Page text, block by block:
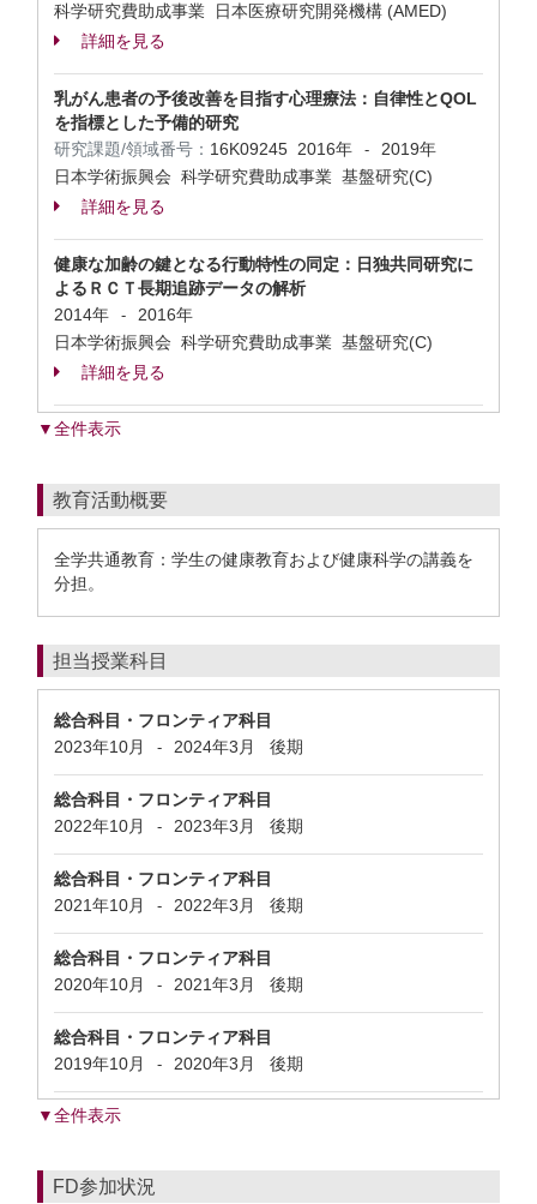
科学研究費助成事業 日本医療研究開発機構 (AMED)
詳細を見る
乳がん患者の予後改善を目指す心理療法：自律性とQOL
を指標とした予備的研究
研究課題/領域番号： 16K09245 2016年 -
2019年
日本学術振興会 科学研究費助成事業 基盤研究(C)
詳細を見る
健康な加齢の鍵となる行動特性の同定：日独共同研究に
よるＲＣＴ長期追跡データの解析
2014年
-
2016年
日本学術振興会 科学研究費助成事業 基盤研究(C)
詳細を見る
▼全件表示
教育活動概要
全学共通教育：学生の健康教育および健康科学の講義を
分担。
担当授業科目
総合科目・フロンティア科目
2023年10月
- 2024年3月 後期
総合科目・フロンティア科目
2022年10月
- 2023年3月 後期
総合科目・フロンティア科目
2021年10月
- 2022年3月 後期
総合科目・フロンティア科目
2020年10月
- 2021年3月 後期
総合科目・フロンティア科目
2019年10月
- 2020年3月 後期
▼全件表示
FD参加状況